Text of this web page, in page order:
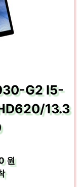
G2 I5-
13.3
원